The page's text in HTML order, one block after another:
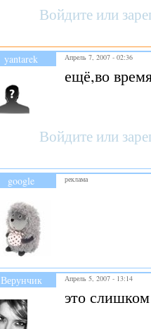
Войдите или
yantarek Апрель 7, 2007 - 02:36
ещё,во
Войдите или
google реклама
Верунчик Апрель 5, 2007 - 13:14
это